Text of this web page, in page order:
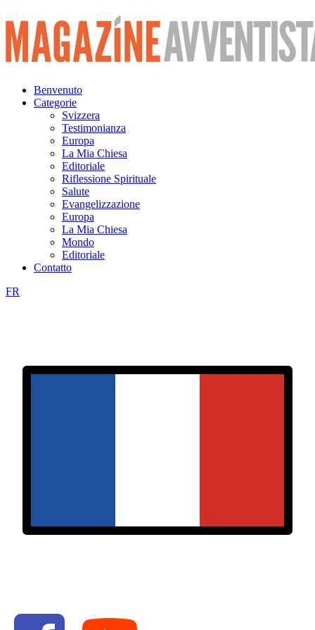
Vai
al
contenuto
Benvenuto
Categorie
Svizzera
Testimonianza
Europa
La Mia Chiesa
Editoriale
Riflessione Spirituale
Salute
Evangelizzazione
Europa
La Mia Chiesa
Mondo
Editoriale
Contatto
FR